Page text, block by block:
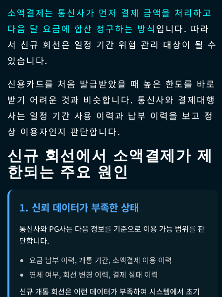
소액결제는 통신사가 먼저 결제 금액을 처리하고
다음 달 요금에 합산 청구하는 방식입니다. 따라
서 신규 회선은 일정 기간 위험 관리 대상이 될 수
있습니다.
신용카드를 처음 발급받았을 때 높은 한도를 바로
받기 어려운 것과 비슷합니다. 통신사와 결제대행
사는 일정 기간 사용 이력과 납부 이력을 보고 정
상 이용자인지 판단합니다.
신규 회선에서 소액결제가 제
한되는 주요 원인
1. 신뢰 데이터가 부족한 상태
통신사와 PG사는 다음 정보를 기준으로 이용 가능 범위를 판
단합니다.
요금 납부 이력, 개통 기간, 소액결제 이용 이력
연체 여부, 회선 변경 이력, 결제 실패 이력
신규 개통 회선은 이런 데이터가 부족하여 시스템에서 초기